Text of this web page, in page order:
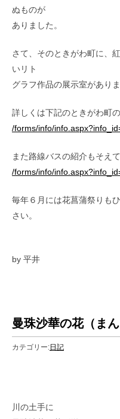
ぬものが
ありました。
さて、そのときがわ町に、
いリト
グラフ作品の展示室がありま
詳しくは下記のときがわ町
/forms/info/
また路線バスの紹介もそえて
/forms/info/
毎年６月には花菖蒲祭りも
さい。
by 平井
曼珠沙華の花（まん
カテゴリー:日記
川の土手に